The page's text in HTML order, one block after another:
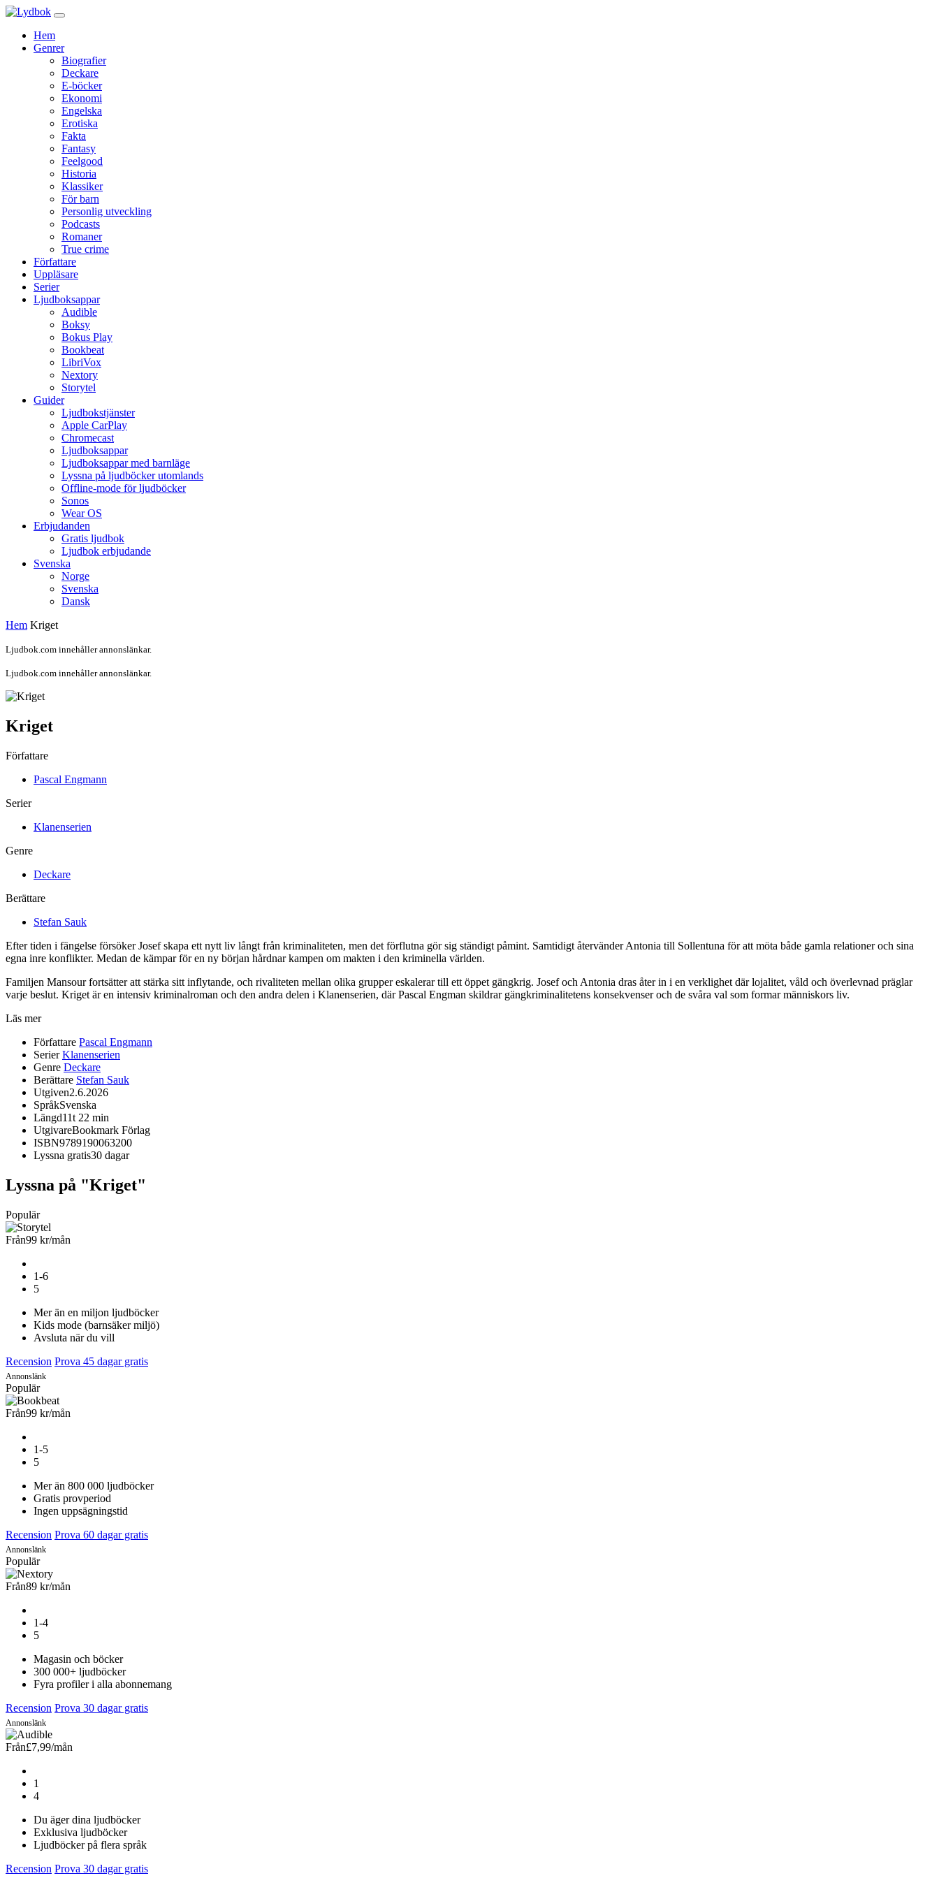
Hem
Genrer
Biografier
Deckare
E-böcker
Ekonomi
Engelska
Erotiska
Fakta
Fantasy
Feelgood
Historia
Klassiker
För barn
Personlig utveckling
Podcasts
Romaner
True crime
Författare
Uppläsare
Serier
Ljudboksappar
Audible
Boksy
Bokus Play
Bookbeat
LibriVox
Nextory
Storytel
Guider
Ljudbokstjänster
Apple CarPlay
Chromecast
Ljudboksappar
Ljudboksappar med barnläge
Lyssna på ljudböcker utomlands
Offline-mode för ljudböcker
Sonos
Wear OS
Erbjudanden
Gratis ljudbok
Ljudbok erbjudande
Svenska
Norge
Svenska
Dansk
Hem Kriget
Ljudbok.com innehåller annonslänkar.
Ljudbok.com innehåller annonslänkar.
Kriget
Författare
Pascal Engmann
Serier
Klanenserien
Genre
Deckare
Berättare
Stefan Sauk
Efter tiden i fängelse försöker Josef skapa ett nytt liv långt från kriminaliteten, men det förflutna gör sig ständigt påmint. Samtidigt återvänder Antonia till Sollentuna för att möta både gamla relationer och sina
egna inre konflikter. Medan de kämpar för en ny början hårdnar kampen om makten i den kriminella världen.
Familjen Mansour fortsätter att stärka sitt inflytande, och rivaliteten mellan olika grupper eskalerar till ett öppet gängkrig. Josef och Antonia dras åter in i en verklighet där lojalitet, våld och överlevnad präglar
varje beslut. Kriget är en intensiv kriminalroman och den andra delen i Klanenserien, där Pascal Engman skildrar gängkriminalitetens konsekvenser och de svåra val som formar människors liv.
Läs mer
Författare Pascal Engmann
Serier Klanenserien
Genre Deckare
Berättare Stefan Sauk
Utgiven2.6.2026
SpråkSvenska
Längd11t 22 min
UtgivareBookmark Förlag
ISBN9789190063200
Lyssna gratis30 dagar
Lyssna på "Kriget"
Populär
Från99 kr/mån
1-6
5
Mer än en miljon ljudböcker
Kids mode (barnsäker miljö)
Avsluta när du vill
Recension Prova 45 dagar gratis
Annonslänk
Populär
Från99 kr/mån
1-5
5
Mer än 800 000 ljudböcker
Gratis provperiod
Ingen uppsägningstid
Recension Prova 60 dagar gratis
Annonslänk
Populär
Från89 kr/mån
1-4
5
Magasin och böcker
300 000+ ljudböcker
Fyra profiler i alla abonnemang
Recension Prova 30 dagar gratis
Annonslänk
Från£7,99/mån
1
4
Du äger dina ljudböcker
Exklusiva ljudböcker
Ljudböcker på flera språk
Recension Prova 30 dagar gratis